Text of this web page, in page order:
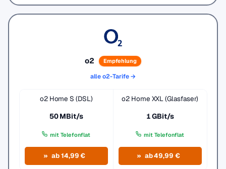
o2 Empfehlung
alle o2-Tarife →
o2 Home S (DSL)
50 MBit/s
mit Telefonflat
ab 14,99 €
o2 Home XXL (Glasfaser)
1 GBit/s
mit Telefonflat
ab 49,99 €